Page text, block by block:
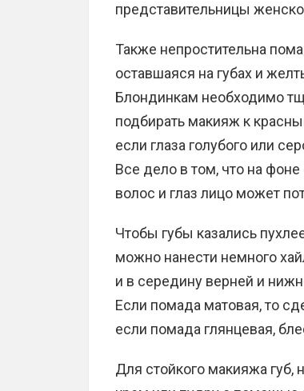
представительницы
Также непростительна
оставшаяся на губах и
Блондинкам необходимо
подбирать макияж к
если глаза голубого или
Все дело в том, что на
волос и глаз лицо может
Чтобы губы казались
можно нанести немного
и в середину верней и
Если помада матовая, то
если помада глянцевая,
Для стойкого макияжа